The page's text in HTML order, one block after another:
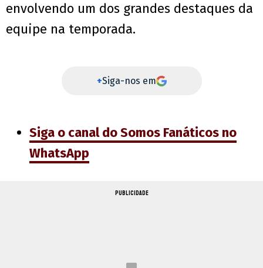
envolvendo um dos grandes destaques da
equipe na temporada.
+Siga-nos em
Siga o canal do Somos Fanáticos no
WhatsApp
PUBLICIDADE